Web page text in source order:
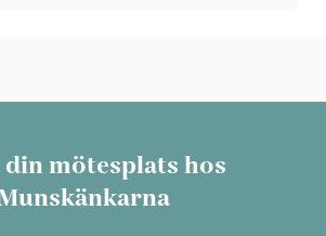
mötesplats hos